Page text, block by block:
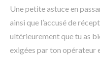
Une petite astuce en
ainsi que l’accusé de
ultérieurement que tu as
exigées par ton opérateur